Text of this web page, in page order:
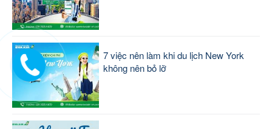
7 việc nên làm khi du lịch New York
không nên bỏ lỡ